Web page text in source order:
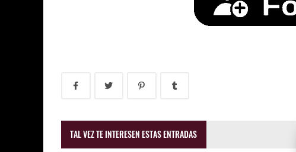
TAL VEZ TE INTERESEN ESTAS ENTRADAS